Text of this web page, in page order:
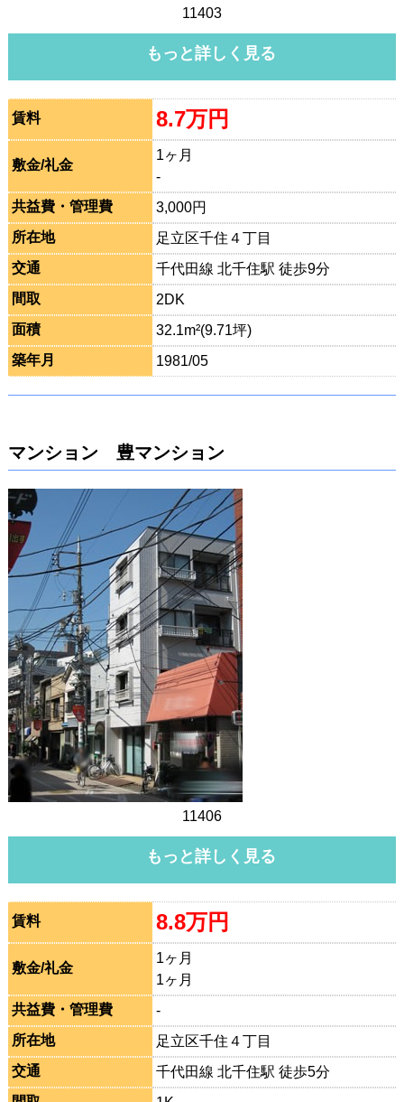
11403
もっと詳しく見る
賃料 8.7万円
敷金/礼金
1ヶ月
-
共益費・管理費
3,000円
所在地
足立区千住４丁目
交通
千代田線 北千住駅 徒歩9分
間取
2DK
面積
32.1m²(9.71坪)
築年月
1981/05
マンション 豊マンション
11406
もっと詳しく見る
賃料 8.8万円
敷金/礼金
1ヶ月
1ヶ月
共益費・管理費
-
所在地
足立区千住４丁目
交通
千代田線 北千住駅 徒歩5分